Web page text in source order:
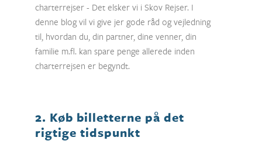
charterrejser - Det elsker vi i Skov Rejser. I
denne blog vil vi give jer gode råd og vejledning
til, hvordan du, din partner, dine venner, din
familie m.fl. kan spare penge allerede inden
charterrejsen er begyndt.
2. Køb billetterne på det
rigtige tidspunkt